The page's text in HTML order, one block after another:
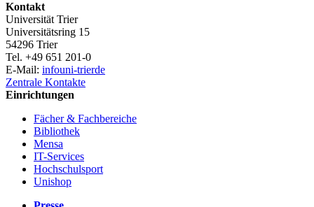
Kontakt
Universität Trier
Universitätsring 15
54296 Trier
Tel. +49 651 201-0
E-Mail: infouni-trierde
Zentrale Kontakte
Einrichtungen
Fächer & Fachbereiche
Bibliothek
Mensa
IT-Services
Hochschulsport
Unishop